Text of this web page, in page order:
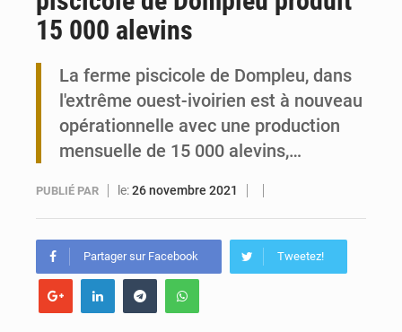
Maurice : Démission de la ministre Véronique Leu-Govind
15 000 alevins
La ferme piscicole de Dompleu, dans
l'extrême ouest-ivoirien est à nouveau
opérationnelle avec une production
mensuelle de 15 000 alevins,…
PUBLIÉ PAR le:26 novembre 2021
Partager sur Facebook Tweetez!